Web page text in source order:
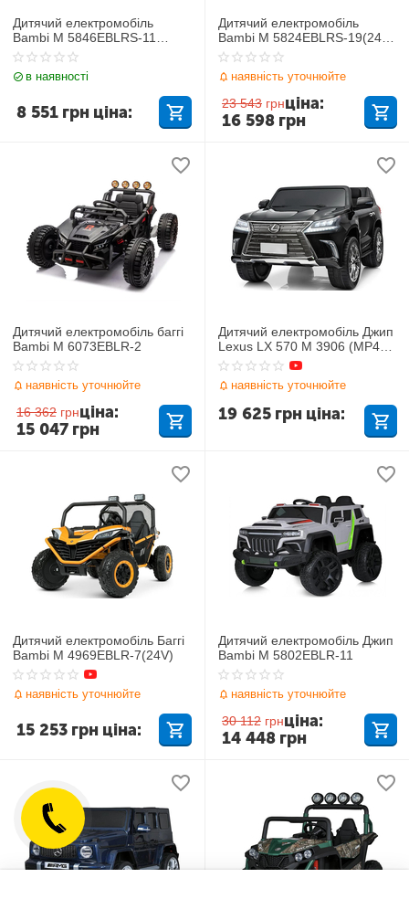
Дитячий електромобіль
Bambi M 5846EBLRS-11
MAZDA
в наявності
8 551 грн ціна:
Дитячий електромобіль
Bambi M 5824EBLRS-19(24V)
Jeep
наявність уточнюйте
23 543 грн
16 598 грн
ціна:
Дитячий електромобіль баггі
Bambi M 6073EBLR-2
наявність уточнюйте
16 362 грн
15 047 грн
ціна:
Дитячий електромобіль Джип
Lexus LX 570 M 3906 (MP4)
EBLRS-2
наявність уточнюйте
19 625 грн ціна:
Дитячий електромобіль Баггі
Bambi M 4969EBLR-7(24V)
наявність уточнюйте
15 253 грн ціна:
Дитячий електромобіль Джип
Bambi M 5802EBLR-11
наявність уточнюйте
30 112 грн
14 448 грн
ціна: